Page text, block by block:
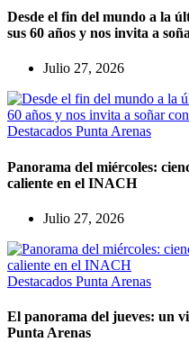
Desde el fin del mundo a la
sus 60 años y nos invita a
Julio 27, 2026
Destacados Punta Arenas
Panorama del miércoles:
caliente en el INACH
Julio 27, 2026
Destacados Punta Arenas
El panorama del jueves: un
Punta Arenas